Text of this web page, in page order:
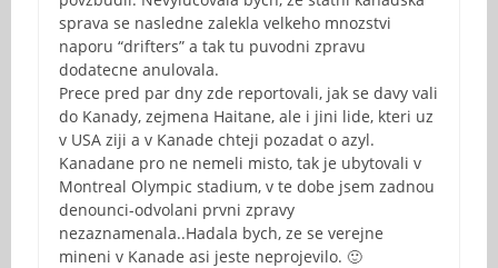
sprava se nasledne zalekla velkeho mnozstvi
naporu “drifters” a tak tu puvodni zpravu
dodatecne anulovala.
Prece pred par dny zde reportovali, jak se davy vali
do Kanady, zejmena Haitane, ale i jini lide, kteri uz
v USA ziji a v Kanade chteji pozadat o azyl.
Kanadane pro ne nemeli misto, tak je ubytovali v
Montreal Olympic stadium, v te dobe jsem zadnou
denounci-odvolani prvni zpravy
nezaznamenala..Hadala bych, ze se verejne
mineni v Kanade asi jeste neprojevilo. 🙂